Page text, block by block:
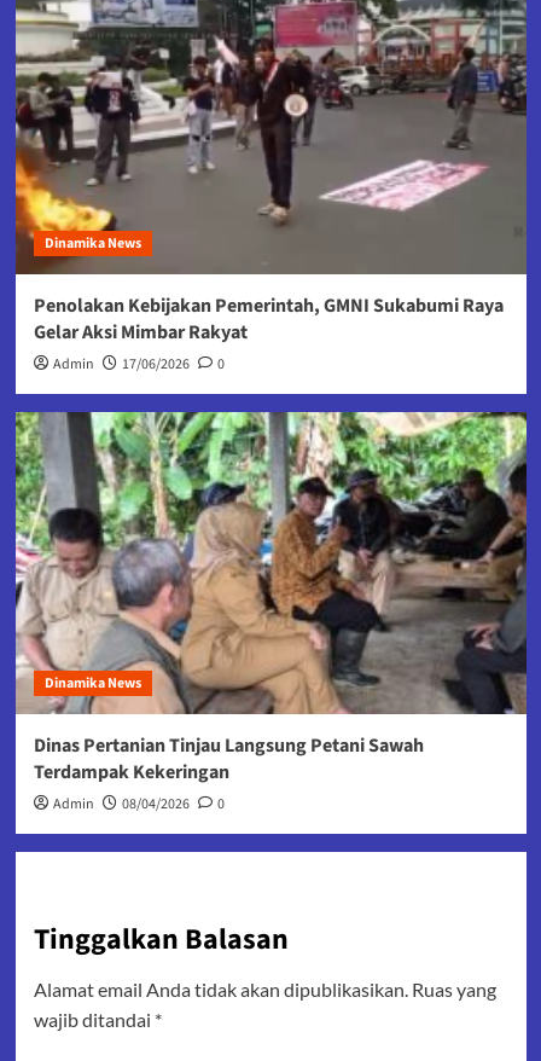
Dinamika News
Penolakan Kebijakan Pemerintah, GMNI Sukabumi Raya
Gelar Aksi Mimbar Rakyat
Admin 17/06/2026 0
Dinamika News
Dinas Pertanian Tinjau Langsung Petani Sawah
Terdampak Kekeringan
Admin 08/04/2026 0
Tinggalkan Balasan
Alamat email Anda tidak akan dipublikasikan. Ruas yang
wajib ditandai *